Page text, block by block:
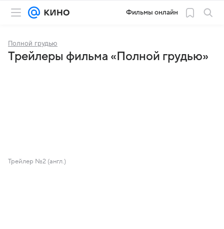
Фильмы онлайн
Полной грудью
Трейлеры фильма «Полной грудью»
Трейлер №2 (англ.)